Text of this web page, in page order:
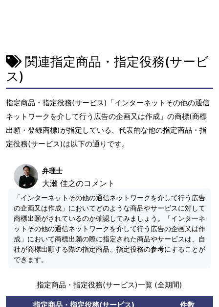
関連指定商品・指定役務(サービ
ス)
指定商品・指定役務(サービス)「インターネットその他の通信
ネットワークを介して行う広告の企画又は作成」の商標(商標
出願・登録商標)が指定している、代表的な他の指定商品・指
定役務(サービス)は以下の通りです。
弁理士
大瀬 佳之のコメント
「インターネットその他の通信ネットワークを介して行う広告
の企画又は作成」においてどのような商品やサービスに対して
商標出願がされているのか確認してみましょう。「インターネ
ットその他の通信ネットワークを介して行う広告の企画又は作
成」において商標出願の際に指定された商品やサービスは、自
社が商標出願する際の指定商品、指定役務の参考にすることが
できます。
指定商品・指定役務(サービス)一覧 (全期間)
指定商品・指定役務(サービス) 件数